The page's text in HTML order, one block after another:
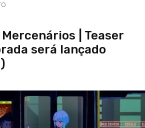
| Teaser
será lançado